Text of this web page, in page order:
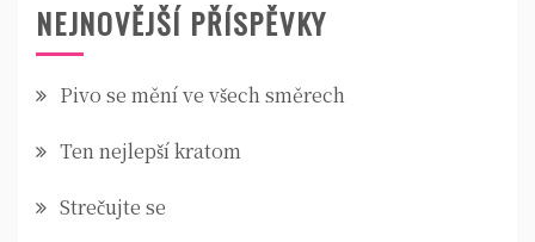
NEJNOVĚJŠÍ PŘÍSPĚVKY
Pivo se mění ve všech směrech
Ten nejlepší kratom
Strečujte se